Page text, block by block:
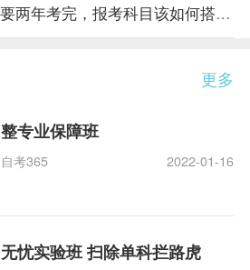
自考汉语言本科想要两年考完，报考科目该如何搭配？
更多
整专业保障班
自考365 2022-01-16
无忧实验班 扫除单科拦路虎